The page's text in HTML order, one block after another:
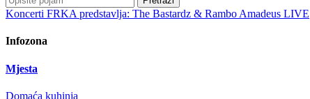
Koncerti FRKA predstavlja: The Bastardz & Rambo Amadeus LIVE
Infozona
Mjesta
Domaća kuhinja